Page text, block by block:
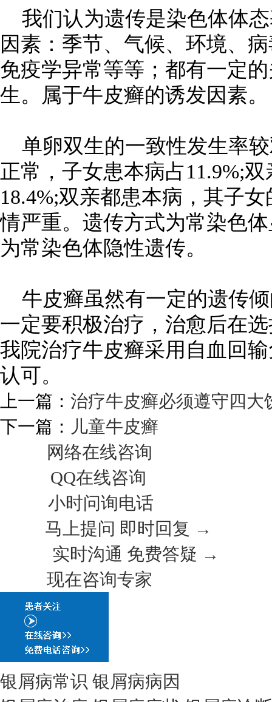
我们认为遗传是染色体体
因素：季节、气候、环境、
免疫学异常等等；都有一定
生。属于牛皮癣的诱发因素。
单卵双生的一致性发生率
正常，子女患本病占11.9%;
18.4%;双亲都患本病，其子
情严重。遗传方式为常染色
为常染色体隐性遗传。
牛皮癣虽然有一定的遗传
一定要积极治疗，治愈后在
我院治疗牛皮癣采用自血回
认可。
上一篇： 治疗牛皮癣必须遵守四大
下一篇： 儿童牛皮癣
网络在线咨询
QQ在线咨询
小时问询电话
马上提问 即时回复 →
实时沟通 免费答疑 →
现在咨询专家
银屑病常识 银屑病病因